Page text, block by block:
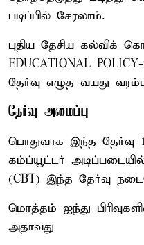
படிப்பில் சேரலாம்.
புதிய தேசிய கல்விக்
EDUCATIONAL
தேர்வு எழுத வயது
தேர்வு அமைப்பு
பொதுவாக இந்த தேர்வு
கம்ப்யூட்டர் அடிப்படையில்
(CBT) இந்த தேர்வு
மொத்தம் ஐந்து
அதாவது